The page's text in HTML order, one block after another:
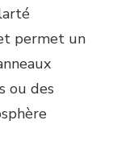
permet un
ou des